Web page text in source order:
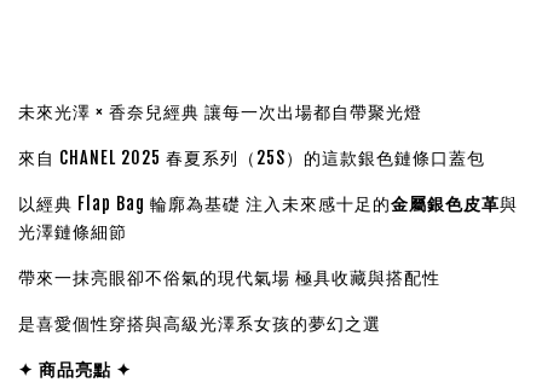
未來光澤 × 香奈兒經典 讓每一次出場都自帶聚光燈
來自 CHANEL 2025 春夏系列（25S）的這款銀色鏈條口蓋包
以經典 Flap Bag 輪廓為基礎 注入未來感十足的金屬銀色皮革與
光澤鏈條細節
帶來一抹亮眼卻不俗氣的現代氣場 極具收藏與搭配性
是喜愛個性穿搭與高級光澤系女孩的夢幻之選
✦ 商品亮點 ✦